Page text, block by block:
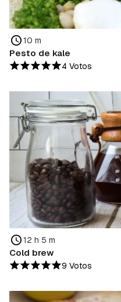
10 m
Pesto de kale
4 Votos
12 h 5 m
Cold brew
9 Votos